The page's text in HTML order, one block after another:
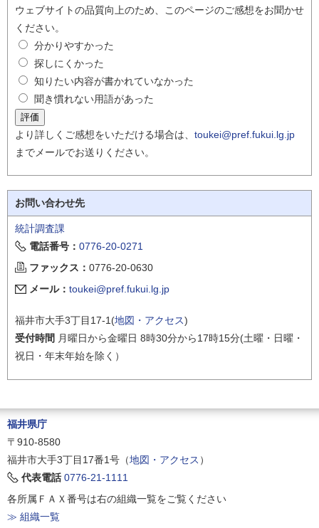
ウェブサイトの品質向上のため、このページのご感想をお聞かせ
ください。
分かりやすかった
探しにくかった
知りたい内容が書かれていなかった
聞き慣れない用語があった
より詳しくご感想をいただける場合は、 toukei@pref.fukui.lg.jp
までメールでお送りください。
お問い合わせ先
統計調査課
電話番号： 0776-20-0271
ファックス： 0776-20-0630
メール： toukei@pref.fukui.lg.jp
福井市大手3丁目17-1(地図・アクセス)
受付時間 月曜日から金曜日 8時30分から17時15分(土曜・日曜・
祝日・年末年始を除く）
福井県庁
〒910-8580
福井市大手3丁目17番1号（地図・アクセス ）
代表電話 0776-21-1111
各所属ＦＡＸ番号は右の組織一覧をご覧ください
≫ 組織一覧